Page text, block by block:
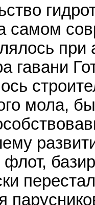
самом
при
гавани
мола,